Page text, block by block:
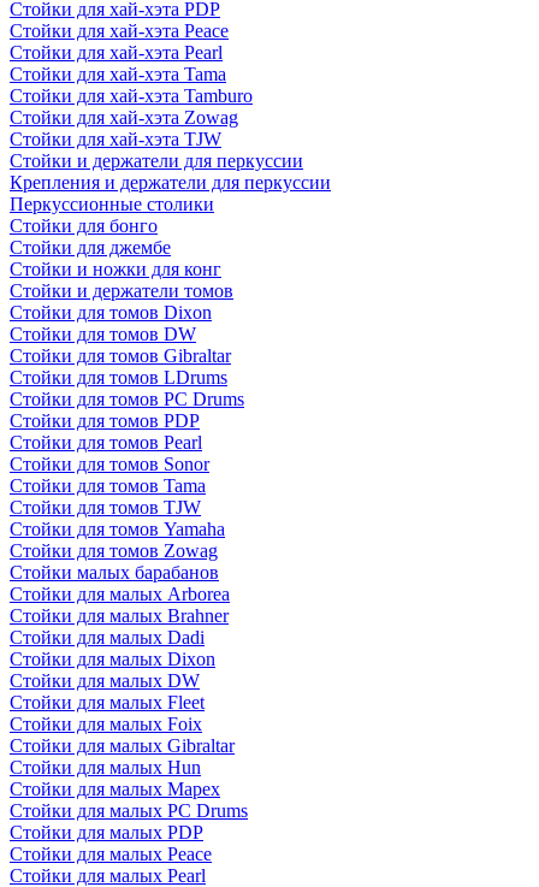
Стойки для хай-хэта PDP
Стойки для хай-хэта Peace
Стойки для хай-хэта Pearl
Стойки для хай-хэта Tama
Стойки для хай-хэта Tamburo
Стойки для хай-хэта Zowag
Стойки для хай-хэта TJW
Стойки и держатели для перкуссии
Крепления и держатели для перкуссии
Перкуссионные столики
Стойки для бонго
Стойки для джембе
Стойки и ножки для конг
Стойки и держатели томов
Стойки для томов Dixon
Стойки для томов DW
Стойки для томов Gibraltar
Стойки для томов LDrums
Стойки для томов PC Drums
Стойки для томов PDP
Стойки для томов Pearl
Стойки для томов Sonor
Стойки для томов Tama
Стойки для томов TJW
Стойки для томов Yamaha
Стойки для томов Zowag
Стойки малых барабанов
Стойки для малых Arborea
Стойки для малых Brahner
Стойки для малых Dadi
Стойки для малых Dixon
Стойки для малых DW
Стойки для малых Fleet
Стойки для малых Foix
Стойки для малых Gibraltar
Стойки для малых Hun
Стойки для малых Mapex
Стойки для малых PC Drums
Стойки для малых PDP
Стойки для малых Peace
Стойки для малых Pearl